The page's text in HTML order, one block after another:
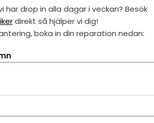
har drop in alla dagar i veckan? Besök
direkt så hjälper vi dig!
boka in din reparation nedan: